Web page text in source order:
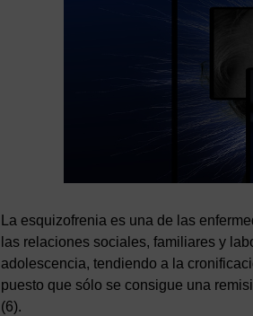
La esquizofrenia es una de las
las relaciones sociales, familiares y
adolescencia, tendiendo a la
puesto que sólo se consigue una
(6).